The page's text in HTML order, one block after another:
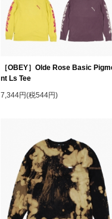
［OBEY］Olde Rose Basic
nt Ls Tee
7,344円(税544円)